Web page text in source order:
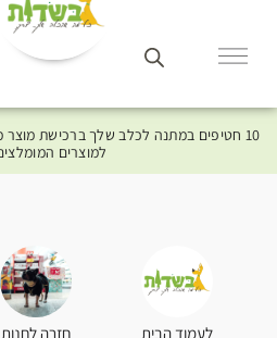
10 חטיפים במתנה לכלב שלך ברכישת
למוצרים
לעמוד הבית חזרה לחנות